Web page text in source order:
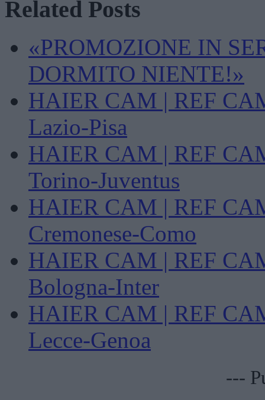
Related Posts
«PROMOZIONE IN
DORMITO NIENTE!»
HAIER CAM | REF
Lazio-Pisa
HAIER CAM | REF
Torino-Juventus
HAIER CAM | REF
Cremonese-Como
HAIER CAM | REF
Bologna-Inter
HAIER CAM | REF
Lecce-Genoa
---